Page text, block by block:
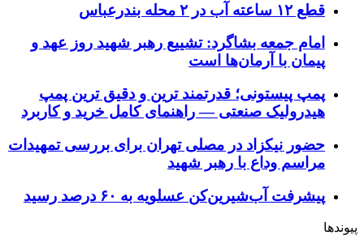
قطع ۱۲ ساعته آب در ۲ محله بندرعباس
امام جمعه بشاگرد: تشییع رهبر شهید روز عهد و
پیمان با آرمان‌ها است
پمپ پیستونی؛ قدرتمند ترین و دقیق‌ ترین پمپ
هیدرولیک صنعتی — راهنمای کامل خرید و کاربرد
حضور نیکزاد در مصلی تهران برای بررسی تمهیدات
مراسم وداع با رهبر شهید
پیشرفت آب‌شیرین‌کن عسلویه به ۶۰ درصد رسید
پیوندها